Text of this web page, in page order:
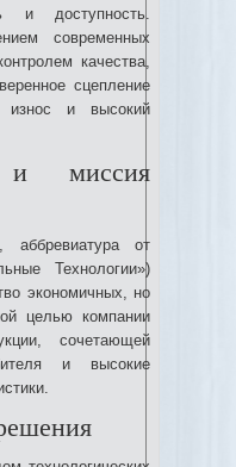
и доступность.
современных
качества,
сцепление
износ и высокий
и миссия
от
Технологии»)
экономичных, но
целью компании
сочетающей
и высокие